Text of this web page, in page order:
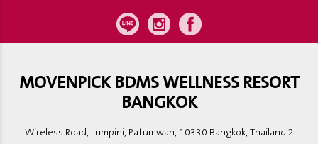
MOVENPICK BDMS WELLNESS RESORT
BANGKOK
2 Wireless Road, Lumpini, Patumwan, 10330 Bangkok, Thailand